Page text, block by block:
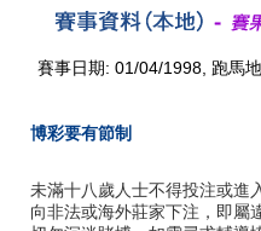
賽事日期: 01/04/1998, 跑馬地
博彩要有節制
未滿十八歲人士不得投注或進
向非法或海外莊家下注，即屬